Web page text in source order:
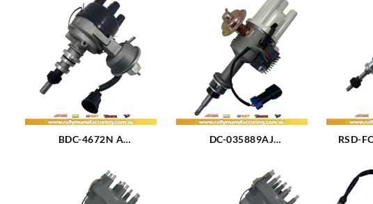
BDC-4672N A
MAVERICK – MUSTANG –
GRANADA M200 (3.3) –
250 (4.1) (75-83) 6CIL TAPA
DC-035889AJ
-1600 – 125 M1.5 – 1.6L
(63-85) 4CIL SIN PIÑON
(ESPIGA)
RSD-
MUSTANG
BRONCO M302 (4.7 – 5.0 –
5.8L)